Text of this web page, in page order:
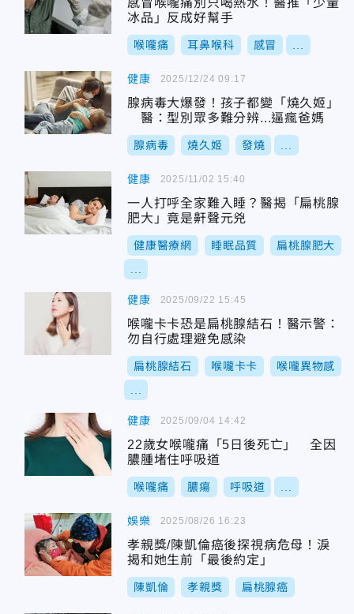
感冒喉嚨痛別只喝熱水！醫推「少量
冰品」反成好幫手
喉嚨痛 耳鼻喉科 感冒
健康
腺病毒大爆發！孩子都變「燒久姬」
醫：型別眾多難分辨...逼瘋爸媽
腺病毒 燒久姬 發燒
2025/12/24 09:17
健康
一人打呼全家難入睡？醫揭「扁桃腺
肥大」竟是鼾聲元兇
健康醫療網 睡眠品質 扁桃腺肥大
2025/11/02 15:40
健康
喉嚨卡卡恐是扁桃腺結石！醫示警：
勿自行處理避免感染
扁桃腺結石 喉嚨卡卡 喉嚨異物感
2025/09/22 15:45
健康
22歲女喉嚨痛「5日後死亡」 全因
膿腫堵住呼吸道
喉嚨痛 膿瘍 呼吸道
2025/09/04 14:42
娛樂
孝親獎/陳凱倫癌後探視病危母！淚
揭和她生前「最後約定」
陳凱倫 孝親獎 扁桃腺癌
2025/08/26 16:23